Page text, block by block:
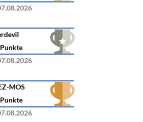
Punkte
MOS
Punkte